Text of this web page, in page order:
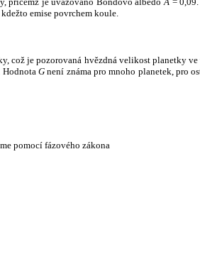
emise povrchem koule.
což je pozorovaná hvězdná velikost planetky
HodnotaG není známa pro mnoho planetek, pro
pomocí fázového zákona